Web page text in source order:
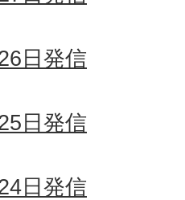
日発信
日発信
日発信